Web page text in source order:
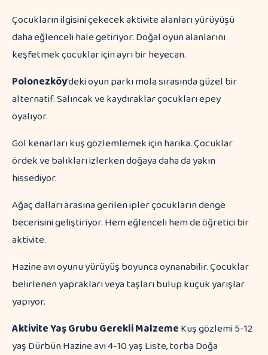
Çocukların ilgisini çekecek aktivite alanları yürüyüşü
daha eğlenceli hale getiriyor. Doğal oyun alanlarını
keşfetmek çocuklar için ayrı bir heyecan.
Polonezköy'deki oyun parkı mola sırasında güzel bir
alternatif. Salıncak ve kaydıraklar çocukları epey
oyalıyor.
Göl kenarları kuş gözlemlemek için harika. Çocuklar
ördek ve balıkları izlerken doğaya daha da yakın
hissediyor.
Ağaç dalları arasına gerilen ipler çocukların denge
becerisini geliştiriyor. Hem eğlenceli hem de öğretici bir
aktivite.
Hazine avı oyunu yürüyüş boyunca oynanabilir. Çocuklar
belirlenen yaprakları veya taşları bulup küçük yarışlar
yapıyor.
AktiviteYaş GrubuGerekli MalzemeKuş gözlemi 5-12
yaş Dürbün Hazine avı 4-10 yaş Liste, torba Doğa